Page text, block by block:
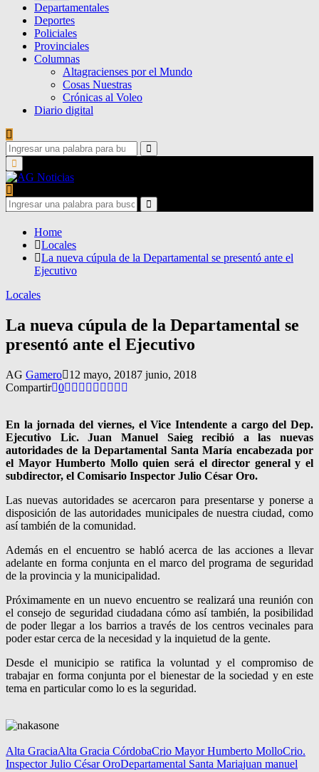
Departamentales
Deportes
Policiales
Provinciales
Columnas
Altagracienses por el Mundo
Cosas Nuestras
Crónicas al Voleo
Diario digital
Search
for:
Search
Primary
Menu
Search
for:
Search
Home
Locales
La nueva cúpula de la Departamental se presentó ante el
Ejecutivo
Locales
La nueva cúpula de la Departamental se
presentó ante el Ejecutivo
AG Gamero 12 mayo, 20187 junio, 2018
Compartir 0
En la jornada del viernes, el Vice Intendente a cargo del Dep.
Ejecutivo Lic. Juan Manuel Saieg recibió a las nuevas
autoridades de la Departamental Santa María encabezada por
el Mayor Humberto Mollo quien será el director general y el
subdirector, el Comisario Inspector Julio César Oro.
Las nuevas autoridades se acercaron para presentarse y ponerse a
disposición de las autoridades municipales de nuestra ciudad, como
así también de la comunidad.
Además en el encuentro se habló acerca de las acciones a llevar
adelante en forma conjunta en el marco del programa de seguridad
de la provincia y la municipalidad.
Próximamente en un nuevo encuentro se realizará una reunión con
el consejo de seguridad ciudadana cómo así también, la posibilidad
de poder llegar a los barrios a través de los centros vecinales para
poder estar cerca de la necesidad y la inquietud de la gente.
Desde el municipio se ratifica la voluntad y el compromiso de
trabajar en forma conjunta por el bienestar de la sociedad y en este
tema en particular como lo es la seguridad.
Alta GraciaAlta Gracia CórdobaCrio Mayor Humberto MolloCrio.
Inspector Julio César OroDepartamental Santa Mariajuan manuel